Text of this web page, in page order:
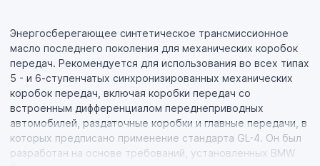
Энергосберегающее синтетическое трансмиссионное
масло последнего поколения для механических коробок
передач. Рекомендуется для использования во всех типах
5 - и 6-ступенчатых синхронизированных механических
коробок передач, включая коробки передач со
встроенным дифференциалом переднеприводных
автомобилей, раздаточные коробки и главные передачи, в
которых предписано применение стандарта GL-4. Он был
разработан на основе требований, установленных BMW